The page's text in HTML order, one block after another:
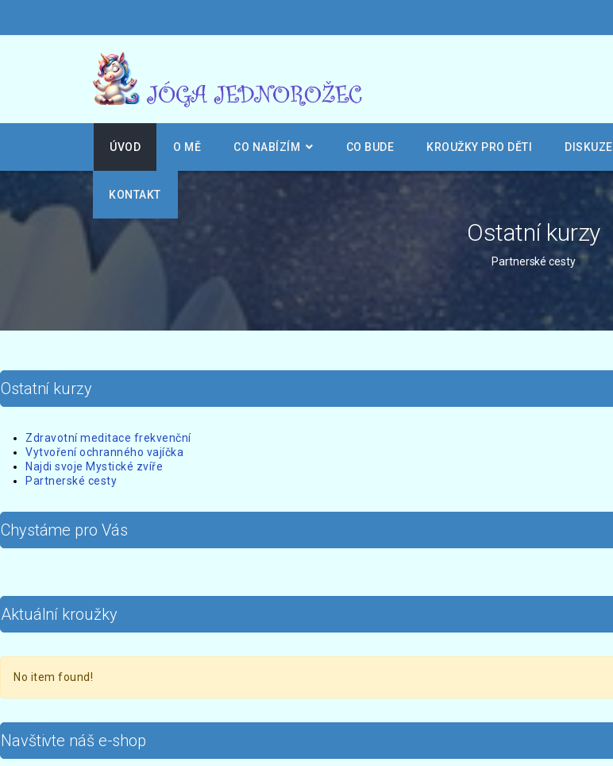
ÚVOD O MĚ CO NABÍZÍM CO BUDE KROUŽKY PRO DĚTI DISKUZE
KONTAKT
Ostatní kurzy
Partnerské cesty
Ostatní kurzy
Zdravotní meditace frekvenční
Vytvoření ochranného vajíčka
Najdi svoje Mystické zvíře
Partnerské cesty
Chystáme pro Vás
Aktuální kroužky
No item found!
Navštivte náš e-shop